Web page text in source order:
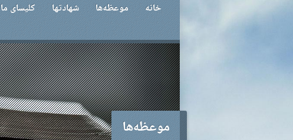
خانه موعظه‌ها شهادتها کلیسای ما
موعظه‌ها